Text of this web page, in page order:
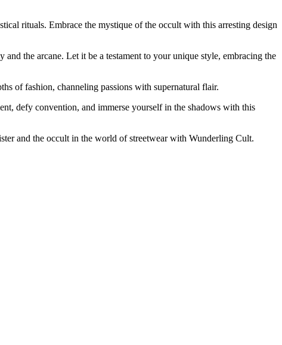
rituals. Embrace the mystique of the occult with this arresting design
the arcane. Let it be a testament to your unique style, embracing the
of fashion, channeling passions with supernatural flair.
defy convention, and immerse yourself in the shadows with this
and the occult in the world of streetwear with Wunderling Cult.